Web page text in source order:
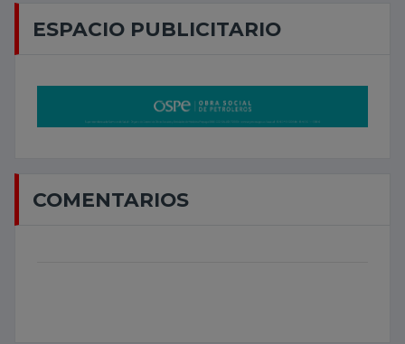
ESPACIO PUBLICITARIO
COMENTARIOS